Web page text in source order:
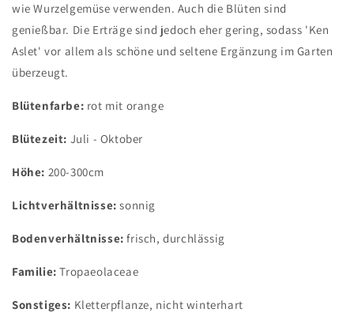
wie Wurzelgemüse verwenden. Auch die Blüten sind
genießbar. Die Erträge sind jedoch eher gering, sodass 'Ken
Aslet' vor allem als schöne und seltene Ergänzung im Garten
überzeugt.
Blütenfarbe: rot mit orange
Blütezeit: Juli - Oktober
Höhe: 200-300cm
Lichtverhältnisse: sonnig
Bodenverhältnisse: frisch, durchlässig
Familie:Tropaeolaceae
Sonstiges: Kletterpflanze, nicht winterhart